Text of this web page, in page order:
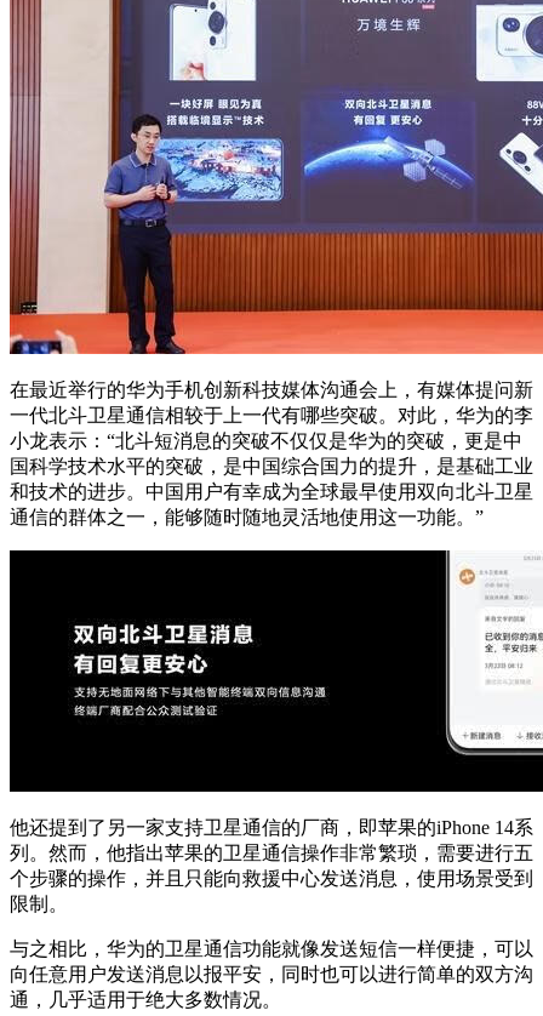
在最近举行的华为手机创新科技媒体沟通会上，有媒体提问新
一代北斗卫星通信相较于上一代有哪些突破。对此，华为的李
小龙表示：“北斗短消息的突破不仅仅是华为的突破，更是中
国科学技术水平的突破，是中国综合国力的提升，是基础工业
和技术的进步。中国用户有幸成为全球最早使用双向北斗卫星
通信的群体之一，能够随时随地灵活地使用这一功能。”
他还提到了另一家支持卫星通信的厂商，即苹果的iPhone 14系
列。然而，他指出苹果的卫星通信操作非常繁琐，需要进行五
个步骤的操作，并且只能向救援中心发送消息，使用场景受到
限制。
与之相比，华为的卫星通信功能就像发送短信一样便捷，可以
向任意用户发送消息以报平安，同时也可以进行简单的双方沟
通，几乎适用于绝大多数情况。